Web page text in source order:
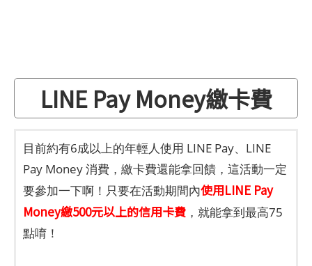
LINE Pay Money繳卡費
目前約有6成以上的年輕人使用 LINE Pay、LINE
Pay Money 消費，繳卡費還能拿回饋，這活動一定
要參加一下啊！只要在活動期間內使用LINE Pay
Money繳500元以上的信用卡費 ，就能拿到最高75
點唷！